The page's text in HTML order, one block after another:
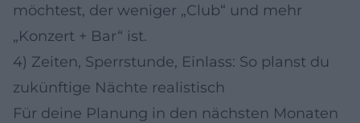
möchtest, der weniger „Club“ und mehr
„Konzert + Bar“ ist.
4) Zeiten, Sperrstunde, Einlass: So planst du
zukünftige Nächte realistisch
Für deine Planung in den nächsten Monaten